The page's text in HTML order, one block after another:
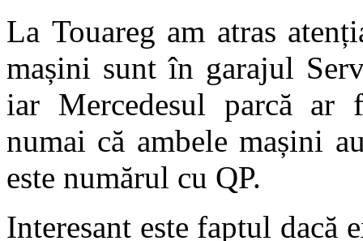
La Touareg am atras
mașini sunt în garajul
iar Mercedesul parcă
numai că ambele mașini
este numărul cu QP.
Interesant este faptul dacă